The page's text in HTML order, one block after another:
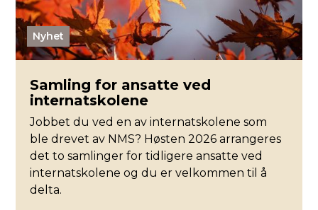
Nyhet
Samling for ansatte ved
internatskolene
Jobbet du ved en av internatskolene som
ble drevet av NMS? Høsten 2026 arrangeres
det to samlinger for tidligere ansatte ved
internatskolene og du er velkommen til å
delta.